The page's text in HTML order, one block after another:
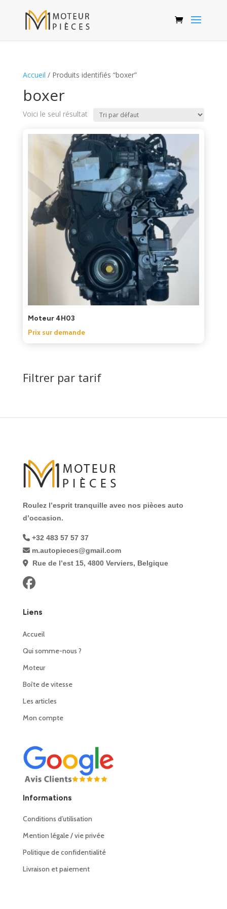
Accueil / Produits identifiés “boxer”
boxer
Voici le seul résultat
Moteur 4H03
Prix sur demande
Filtrer par tarif
Roulez l’esprit tranquille avec nos pièces auto
d’occasion.
+32 483 57 57 37
m.autopieces@gmail.com
Rue de l’est 15, 4800 Verviers, Belgique
Liens
Accueil
Qui somme-nous ?
Moteur
Boîte de vitesse
Les articles
Mon compte
Informations
Conditions d’utilisation
Mention légale / vie privée
Politique de confidentialité
Livraison et paiement